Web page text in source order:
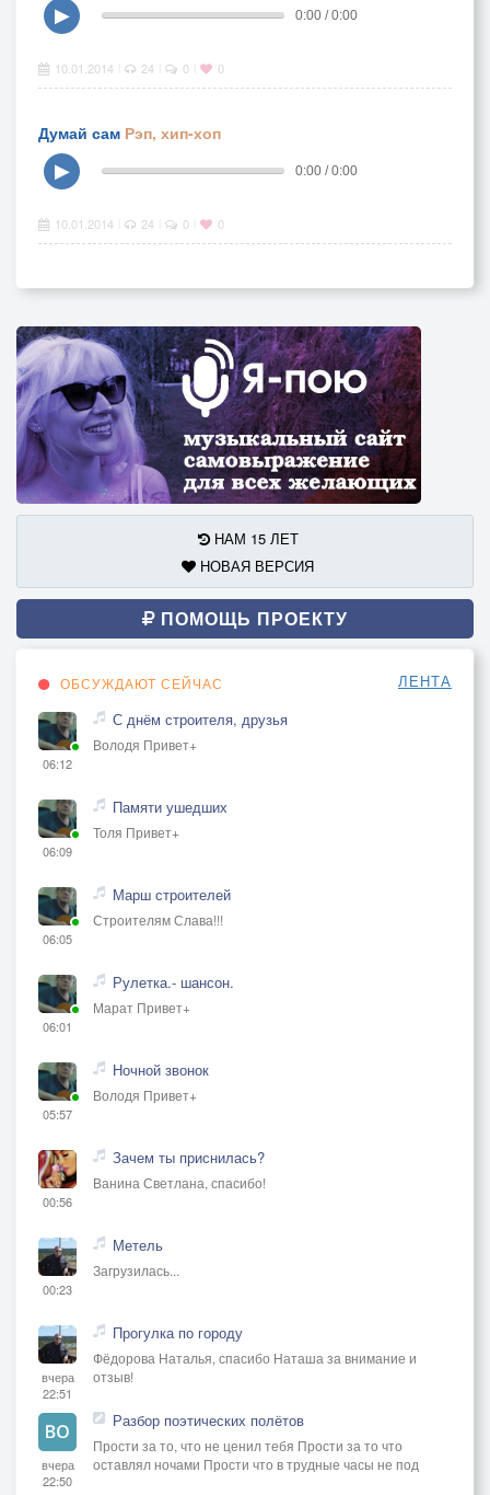
▶
0:00 / 0:00
10.01.2014 24 0 0
Думай сам Рэп, хип-хоп
▶
0:00 / 0:00
10.01.2014 24 0 0
НАМ 15 ЛЕТ
НОВАЯ ВЕРСИЯ
ПОМОЩЬ ПРОЕКТУ
ОБСУЖДАЮТ СЕЙЧАС ЛЕНТА
06:12
С днём строителя, друзья
Володя Привет+
06:09
Памяти ушедших
Толя Привет+
06:05
Марш строителей
Строителям Слава!!!
06:01
Рулетка.- шансон.
Марат Привет+
05:57
Ночной звонок
Володя Привет+
00:56
Зачем ты приснилась?
Ванина Светлана, спасибо!
00:23
Метель
Загрузилась...
вчера
22:51
Прогулка по городу
Фёдорова Наталья, спасибо Наташа за внимание и
отзыв!
вчера
22:50
Разбор поэтических полётов
Прости за то, что не ценил тебя Прости за то что
оставлял ночами Прости что в трудные часы не под